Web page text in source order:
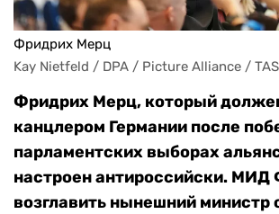
Фридрих Мерц
Kay Nietfeld / DPA / Picture Alliance /
Фридрих Мерц, который
канцлером Германии после
парламентских выборах
настроен антироссийски.
возглавить нынешний министр